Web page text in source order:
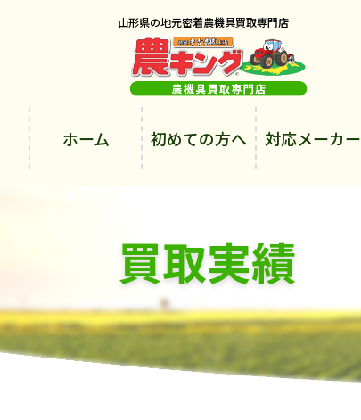
山形県の地元密着農機具買取専門店
ホーム 初めての方へ 対応メーカー
買取実績